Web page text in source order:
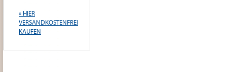
» HIER
VERSANDKOSTENFREI
KAUFEN